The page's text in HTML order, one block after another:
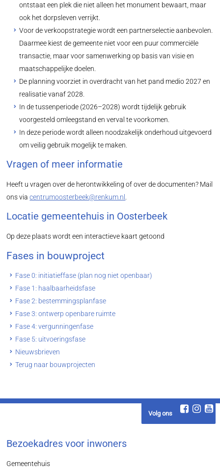
ontstaat een plek die niet alleen het monument bewaart, maar
ook het dorpsleven verrijkt.
Voor de verkoopstrategie wordt een partnerselectie aanbevolen.
Daarmee kiest de gemeente niet voor een puur commerciële
transactie, maar voor samenwerking op basis van visie en
maatschappelijke doelen.
De planning voorziet in overdracht van het pand medio 2027 en
realisatie vanaf 2028.
In de tussenperiode (2026–2028) wordt tijdelijk gebruik
voorgesteld omleegstand en verval te voorkomen.
In deze periode wordt alleen noodzakelijk onderhoud uitgevoerd
om veilig gebruik mogelijk te maken.
Vragen of meer informatie
Heeft u vragen over de herontwikkeling of over de documenten? Mail
ons viacentrumoosterbeek@renkum.nl
Locatie gemeentehuis in Oosterbeek
Op deze plaats wordt een interactieve kaart getoond
Fases in bouwproject
Fase 0: initiatieffase (plan nog niet openbaar)
Fase 1: haalbaarheidsfase
Fase 2: bestemmingsplanfase
Fase 3: ontwerp openbare ruimte
Fase 4: vergunningenfase
Fase 5: uitvoeringsfase
Nieuwsbrieven
Terug naar bouwprojecten
Volg ons
Bezoekadres voor inwoners
Gemeentehuis